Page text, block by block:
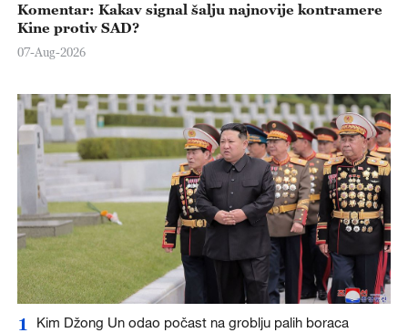
Komentar: Kakav signal šalju najnovije kontramere
Kine protiv SAD?
07-Aug-2026
1
Kim Džong Un odao počast na groblju palih boraca